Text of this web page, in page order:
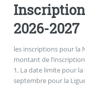
2026-2027
les inscriptions pour la
montant de
1, La date limite pour la
septembre pour la